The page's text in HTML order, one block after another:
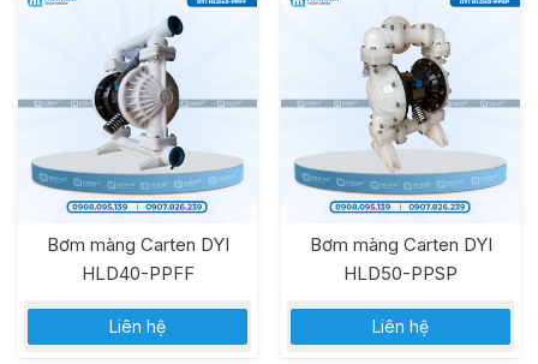
Bơm màng Carten DYI
HLD40-PPFF
Liên hệ
Bơm màng Carten DYI
HLD50-PPSP
Liên hệ